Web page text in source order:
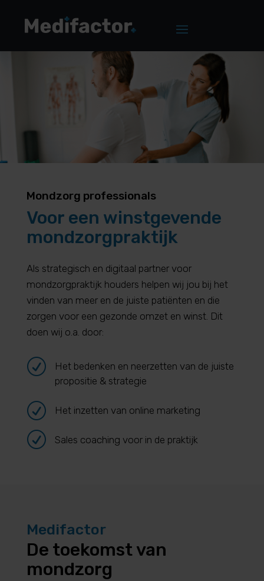
Mondzorg professionals
Voor een winstgevende
mondzorgpraktijk
Als strategisch en digitaal partner voor
mondzorgpraktijk houders helpen wij jou bij het
vinden van meer en de juiste patiënten en die
zorgen voor een gezonde omzet en winst. Dit
doen wij o.a. door:
R
Het bedenken en neerzetten van de juiste
propositie & strategie
R Het inzetten van online marketing
R Sales coaching voor in de praktijk
Medifactor
De toekomst van
mondzorg